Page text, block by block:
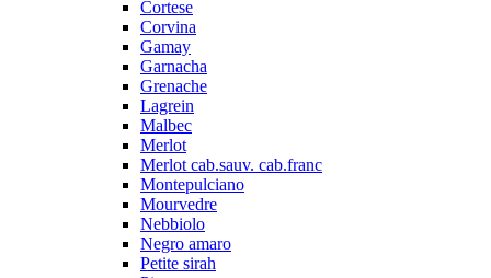
Cortese
Corvina
Gamay
Garnacha
Grenache
Lagrein
Malbec
Merlot
Merlot cab.sauv. cab.franc
Montepulciano
Mourvedre
Nebbiolo
Negro amaro
Petite sirah